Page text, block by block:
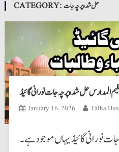
CATEGORY:حل شدہ پرچہ جات
المدارس حل شدہ پرچہ جات نورانی گائیڈ
January 16, 2026 Talha
نورانی گائیڈ یہاں موجود ہے۔